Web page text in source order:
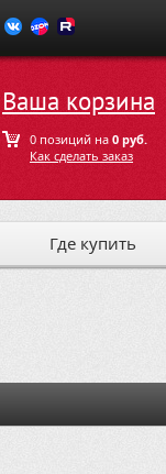
Ваша корзина
0 позиций на 0 руб.
Как сделать заказ
Где купить